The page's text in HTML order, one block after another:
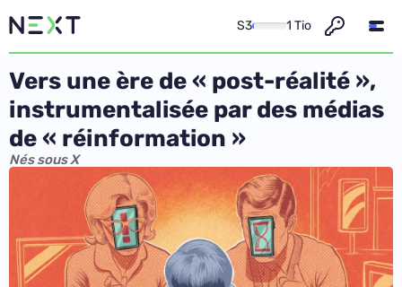
S3 1 Tio
Vers une ère de « post-réalité »,
instrumentalisée par des médias
de « réinformation »
Nés sous X